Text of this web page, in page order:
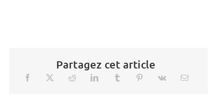
Partagez cet article